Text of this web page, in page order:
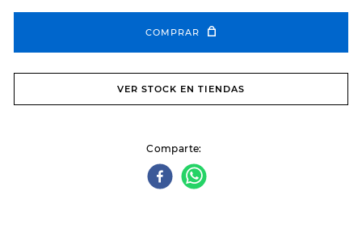
COMPRAR
VER STOCK EN TIENDAS
Comparte